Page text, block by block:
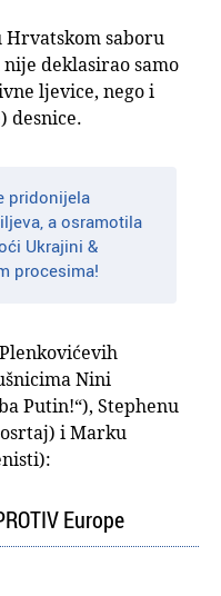
saboru
deklasirao samo
ljevice, nego i
desnice.
pridonijela
a osramotila
Ukrajini &
procesima!
Nini
Putin!“), Stephenu
i Marku
Europe